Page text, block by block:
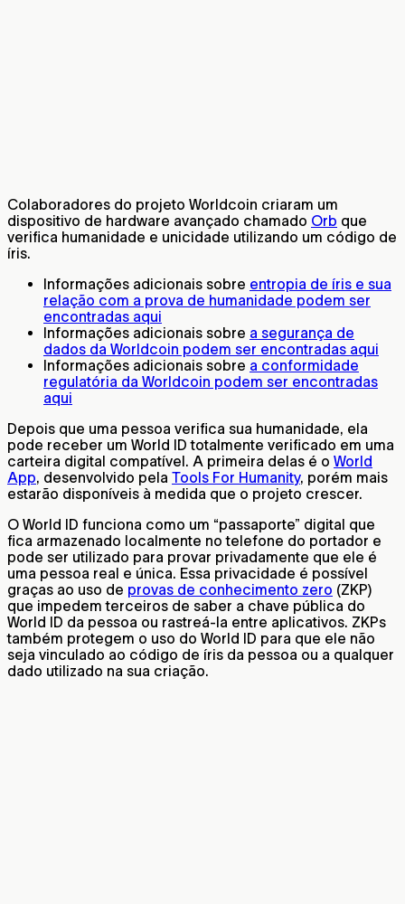
Colaboradores do projeto Worldcoin criaram um
dispositivo de hardware avançado chamado Orb que
verifica humanidade e unicidade utilizando um código de
íris.
Informações adicionais sobre entropia de íris e sua
relação com a prova de humanidade podem ser
encontradas aqui
Informações adicionais sobre a segurança de
dados da Worldcoin podem ser encontradas aqui
Informações adicionais sobre a conformidade
regulatória da Worldcoin podem ser encontradas
aqui
Depois que uma pessoa verifica sua humanidade, ela
pode receber um World ID totalmente verificado em uma
carteira digital compatível. A primeira delas é o World
App, desenvolvido pela Tools For Humanity, porém mais
estarão disponíveis à medida que o projeto crescer.
O World ID funciona como um “passaporte” digital que
fica armazenado localmente no telefone do portador e
pode ser utilizado para provar privadamente que ele é
uma pessoa real e única. Essa privacidade é possível
graças ao uso de provas de conhecimento zero (ZKP)
que impedem terceiros de saber a chave pública do
World ID da pessoa ou rastreá-la entre aplicativos. ZKPs
também protegem o uso do World ID para que ele não
seja vinculado ao código de íris da pessoa ou a qualquer
dado utilizado na sua criação.